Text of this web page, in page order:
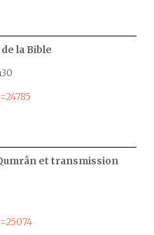
la Bible
et transmission